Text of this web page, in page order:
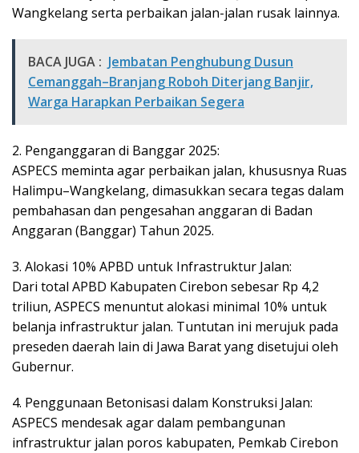
Wangkelang serta perbaikan jalan-jalan rusak lainnya.
BACA JUGA : Jembatan Penghubung Dusun
Cemanggah–Branjang Roboh Diterjang Banjir,
Warga Harapkan Perbaikan Segera
2. Penganggaran di Banggar 2025:
ASPECS meminta agar perbaikan jalan, khususnya Ruas
Halimpu–Wangkelang, dimasukkan secara tegas dalam
pembahasan dan pengesahan anggaran di Badan
Anggaran (Banggar) Tahun 2025.
3. Alokasi 10% APBD untuk Infrastruktur Jalan:
Dari total APBD Kabupaten Cirebon sebesar Rp 4,2
triliun, ASPECS menuntut alokasi minimal 10% untuk
belanja infrastruktur jalan. Tuntutan ini merujuk pada
preseden daerah lain di Jawa Barat yang disetujui oleh
Gubernur.
4. Penggunaan Betonisasi dalam Konstruksi Jalan:
ASPECS mendesak agar dalam pembangunan
infrastruktur jalan poros kabupaten, Pemkab Cirebon